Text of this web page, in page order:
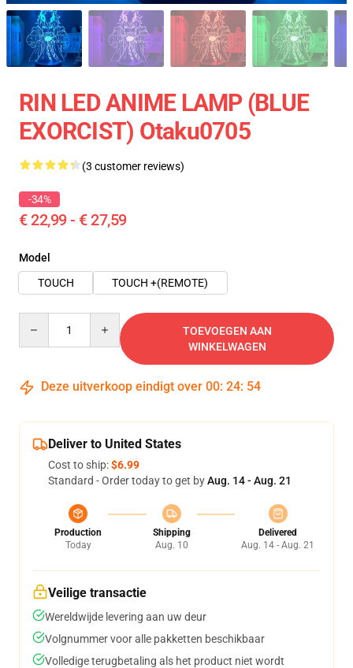
RIN LED ANIME LAMP (BLUE
EXORCIST) Otaku0705
(3 customer reviews)
-34%
€ 22,99 - € 27,59
Model
TOUCH
TOUCH +(REMOTE)
TOEVOEGEN AAN
WINKELWAGEN
Deze uitverkoop eindigt over 00: 24: 54
Deliver to United States
Cost to ship:$6.99
Standard - Order today to get byAug. 14 - Aug. 21
Production
Today
Shipping
Aug. 10
Delivered
Aug. 14 - Aug. 21
Veilige transactie
Wereldwijde levering aan uw deur
Volgnummer voor alle pakketten beschikbaar
Volledige terugbetaling als het product niet wordt